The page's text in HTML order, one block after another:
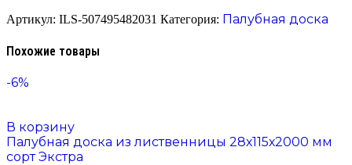
Артикул: ILS-507495482031 Категория: Палубная доска
Похожие товары
-6%
В корзину
Палубная доска из лиственницы 28х115х2000 мм
сорт Экстра